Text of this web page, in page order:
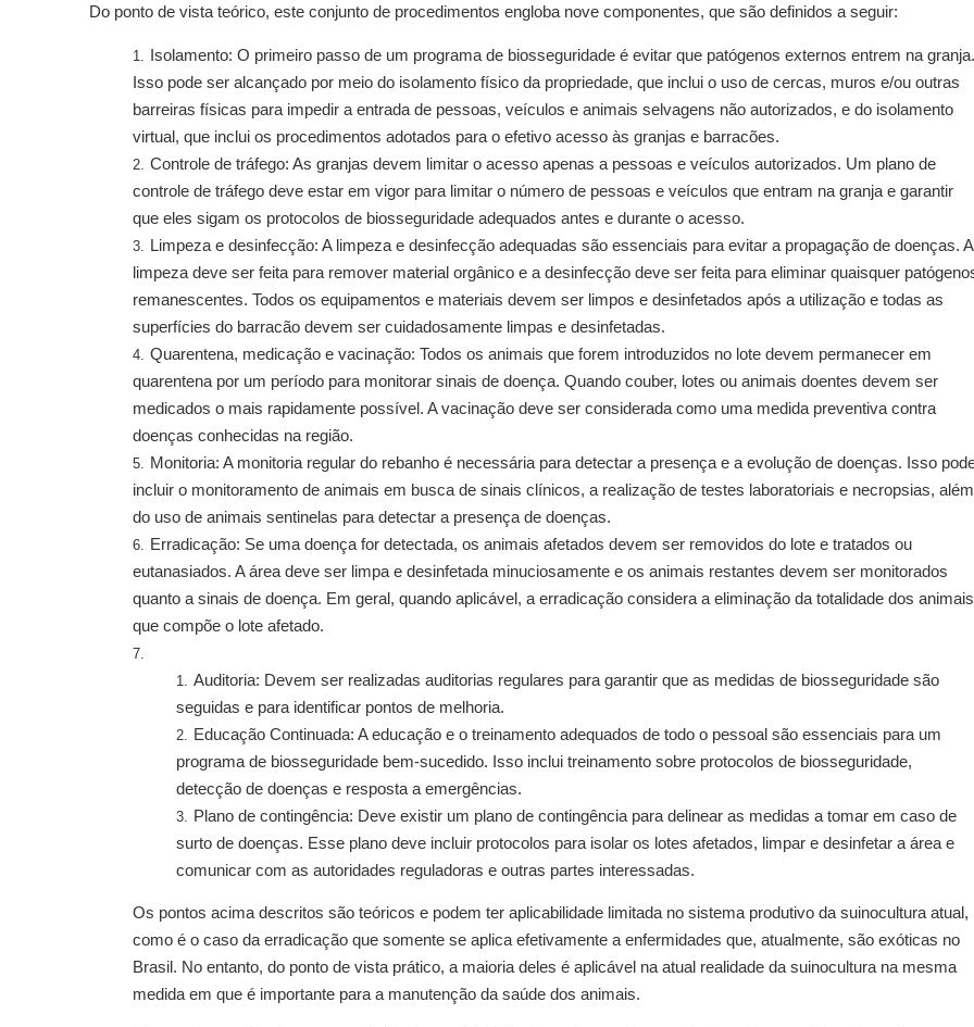
Do ponto de vista teórico, este conjunto de procedimentos engloba nove componentes, que são definidos a seguir:
Isolamento: O primeiro passo de um programa de biosseguridade é evitar que patógenos externos entrem na granja.
Isso pode ser alcançado por meio do isolamento físico da propriedade, que inclui o uso de cercas, muros e/ou outras
barreiras físicas para impedir a entrada de pessoas, veículos e animais selvagens não autorizados, e do isolamento
virtual, que inclui os procedimentos adotados para o efetivo acesso às granjas e barracões.
Controle de tráfego: As granjas devem limitar o acesso apenas a pessoas e veículos autorizados. Um plano de
controle de tráfego deve estar em vigor para limitar o número de pessoas e veículos que entram na granja e garantir
que eles sigam os protocolos de biosseguridade adequados antes e durante o acesso.
Limpeza e desinfecção: A limpeza e desinfecção adequadas são essenciais para evitar a propagação de doenças. A
limpeza deve ser feita para remover material orgânico e a desinfecção deve ser feita para eliminar quaisquer
remanescentes. Todos os equipamentos e materiais devem ser limpos e desinfetados após a utilização e todas as
superfícies do barracão devem ser cuidadosamente limpas e desinfetadas.
Quarentena, medicação e vacinação: Todos os animais que forem introduzidos no lote devem permanecer em
quarentena por um período para monitorar sinais de doença. Quando couber, lotes ou animais doentes devem ser
medicados o mais rapidamente possível. A vacinação deve ser considerada como uma medida preventiva contra
doenças conhecidas na região.
Monitoria: A monitoria regular do rebanho é necessária para detectar a presença e a evolução de doenças. Isso
incluir o monitoramento de animais em busca de sinais clínicos, a realização de testes laboratoriais e necropsias, além
do uso de animais sentinelas para detectar a presença de doenças.
Erradicação: Se uma doença for detectada, os animais afetados devem ser removidos do lote e tratados ou
eutanasiados. A área deve ser limpa e desinfetada minuciosamente e os animais restantes devem ser monitorados
quanto a sinais de doença. Em geral, quando aplicável, a erradicação considera a eliminação da totalidade dos animais
que compõe o lote afetado.
Auditoria: Devem ser realizadas auditorias regulares para garantir que as medidas de biosseguridade são
seguidas e para identificar pontos de melhoria.
Educação Continuada: A educação e o treinamento adequados de todo o pessoal são essenciais para um
programa de biosseguridade bem-sucedido. Isso inclui treinamento sobre protocolos de biosseguridade,
detecção de doenças e resposta a emergências.
Plano de contingência: Deve existir um plano de contingência para delinear as medidas a tomar em caso de
surto de doenças. Esse plano deve incluir protocolos para isolar os lotes afetados, limpar e desinfetar a área e
comunicar com as autoridades reguladoras e outras partes interessadas.
Os pontos acima descritos são teóricos e podem ter aplicabilidade limitada no sistema produtivo da suinocultura atual,
como é o caso da erradicação que somente se aplica efetivamente a enfermidades que, atualmente, são exóticas no
Brasil. No entanto, do ponto de vista prático, a maioria deles é aplicável na atual realidade da suinocultura na mesma
medida em que é importante para a manutenção da saúde dos animais.